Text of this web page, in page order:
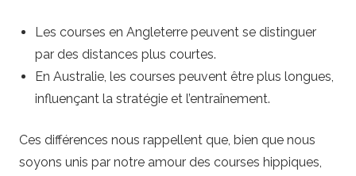
Les courses en Angleterre peuvent se distinguer
par des distances plus courtes.
En Australie, les courses peuvent être plus longues,
influençant la stratégie et l’entraînement.
Ces différences nous rappellent que, bien que nous
soyons unis par notre amour des courses hippiques,